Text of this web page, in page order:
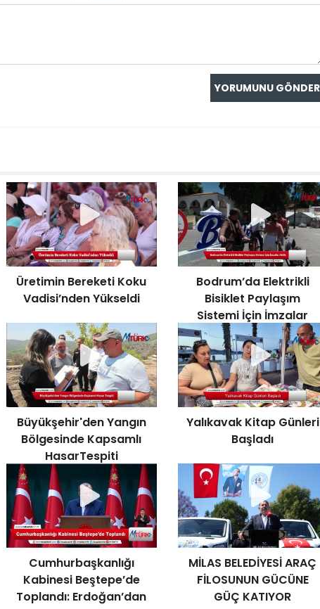
Üretimin Bereketi Koku
Vadisi’nden Yükseldi
Bodrum’da Elektrikli
Bisiklet Paylaşım
Sistemi İçin İmzalar
Atıldı
Büyükşehir'den Yangın
Bölgesinde Kapsamlı
HasarTespiti
Yalıkavak Kitap Günleri
Başladı
Cumhurbaşkanlığı
Kabinesi Beştepe’de
Toplandı: Erdoğan’dan
MİLAS BELEDİYESİ ARAÇ
FİLOSUNUN GÜCÜNE
GÜÇ KATIYOR